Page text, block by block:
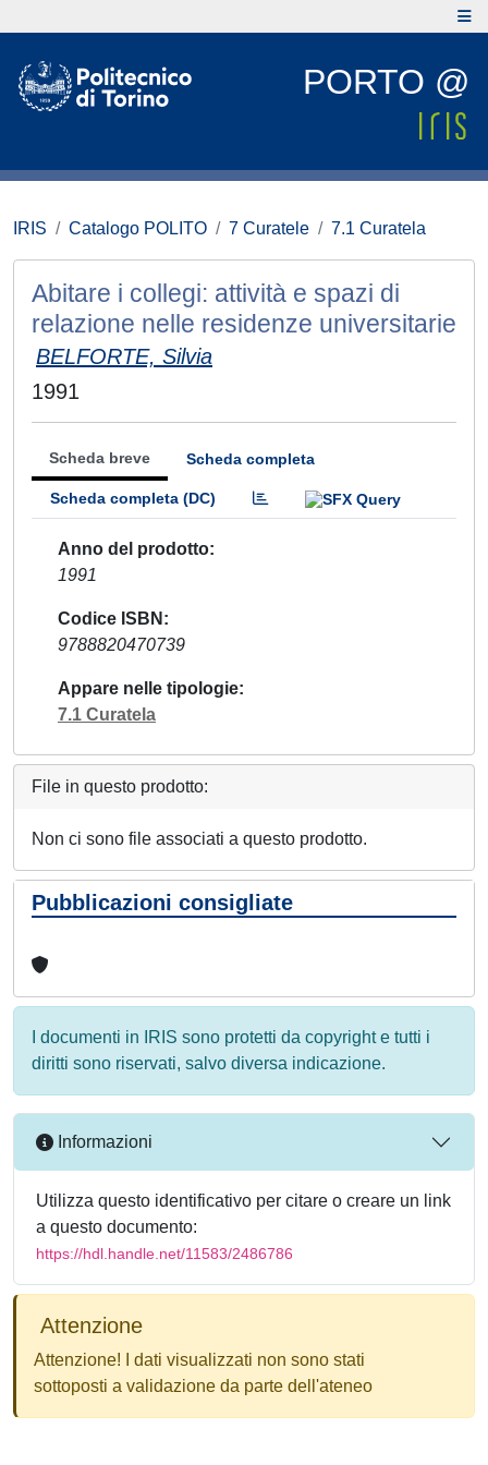
PORTO @
IRIS Catalogo POLITO 7 Curatele 7.1 Curatela
Abitare i collegi: attività e spazi di
relazione nelle residenze universitarie
BELFORTE, Silvia
1991
Scheda breve Scheda completa
Scheda completa (DC)
Anno del prodotto
1991
Codice ISBN
9788820470739
Appare nelle tipologie
7.1 Curatela
File in questo prodotto:
Non ci sono file associati a questo prodotto.
Pubblicazioni consigliate
I documenti in IRIS sono protetti da copyright e tutti i
diritti sono riservati, salvo diversa indicazione.
Informazioni
Utilizza questo identificativo per citare o creare un link
a questo documento:
https://hdl.handle.net/11583/2486786
Attenzione
Attenzione! I dati visualizzati non sono stati
sottoposti a validazione da parte dell'ateneo